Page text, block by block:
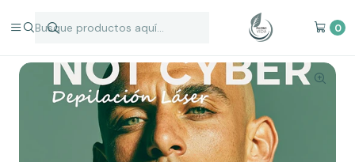
0
Hombres
Depilación Masculina Promo 01